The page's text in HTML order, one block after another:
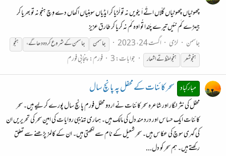
چھوٹیاں چھوٹیاں گلّاں اتّے اَینویں نہ تو لَڑیا کر ایڈیاں سوہنیاں اَکھاں دے وِچ ہنجو نہ تو بھریا کر
جیہڑے کَم نئیں تیرے چَندا تُو اوہ کَم نہ کریا کر طارق عزیز
جاسمن
لڑی اگست 24، 2023 جاسمن جاسمنکےشروعکردہدھاگے،
ہنجو
ہنجو شعر
ہنجو لفظ تے اشعار جوابات: 3 فورم:پنجابی فورم
مبارکباد سحر کائنات کے محفل پہ پانچ سال
محفل کی نثر نگار اور شاعرہ سحر کائنات نے اردو محفل فورم پانچ سال پورے کر لیے ہیں۔ سحر
کائنات ایک حساس اور درد مند دل کی مالک ہیں۔ ہماری تہذیبی روایات کی امین سحر کی تحریریں ان
کی گہری سوچ کی عکاس ہیں۔ سحر شعیل کے نام سے لکھتی ہیں۔ ان کے کالمز پڑھنے سے تعلق
رکھتے ہیں۔ ہم سحر کو دل...